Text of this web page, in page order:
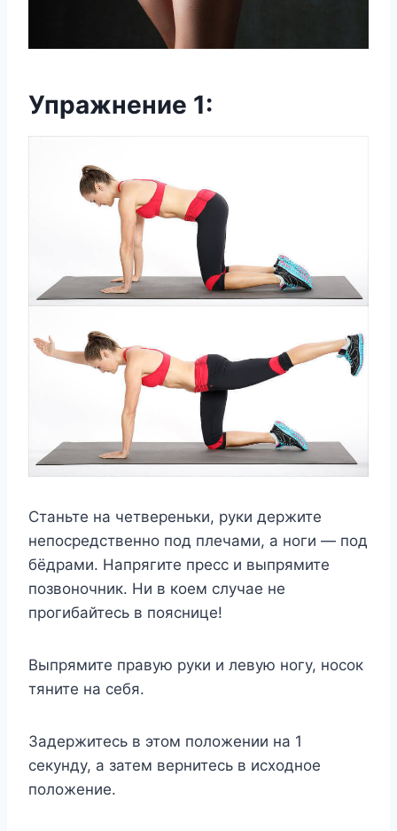
Упражнение 1:
Станьте на четвереньки, руки держите
непосредственно под плечами, а ноги — под
бёдрами. Напрягите пресс и выпрямите
позвоночник. Ни в коем случае не
прогибайтесь в пояснице!
Выпрямите правую руки и левую ногу, носок
тяните на себя.
Задержитесь в этом положении на 1
секунду, а затем вернитесь в исходное
положение.